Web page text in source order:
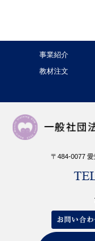
事業紹介
教材注文
〒484-0077